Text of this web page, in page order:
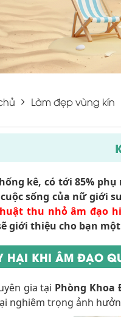
Làm đẹp vùng kín
kê, có tới 85%
sống của nữ giới
thu nhỏ âm đạo
giới thiệu cho bạn
HẠI KHI ÂM ĐẠO
gia tại Phòng Khoa
nghiêm trọng ảnh